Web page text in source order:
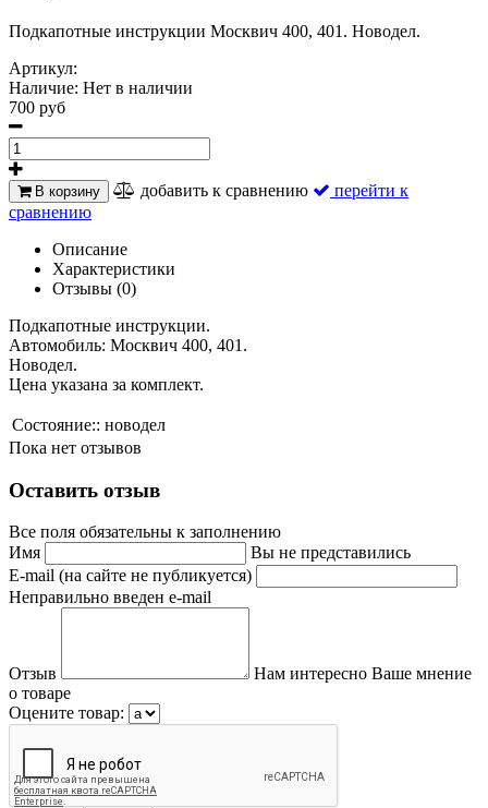
Подкапотные инструкции Москвич 400, 401. Новодел.
Артикул:
Наличие: Нет в наличии
700 руб
В корзину добавить к сравнению
перейти к
сравнению
Описание
Характеристики
Отзывы (0)
Подкапотные инструкции.
Автомобиль: Москвич 400, 401.
Новодел.
Цена указана за комплект.
Состояние:: новодел
Пока нет отзывов
Оставить отзыв
Все поля обязательны к заполнению
Имя
Вы не представились
E-mail (на сайте не публикуется)
Неправильно введен e-mail
Отзыв
Нам интересно Ваше мнение
о товаре
Оцените товар: